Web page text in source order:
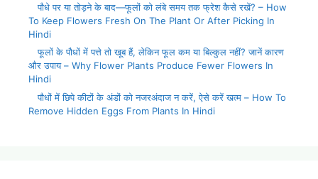
पौधे पर या तोड़ने के बाद—फूलों को लंबे समय तक फ्रेश कैसे रखें? – How
To Keep Flowers Fresh On The Plant Or After Picking In
Hindi
फूलों के पौधों में पत्ते तो खूब हैं, लेकिन फूल कम या बिल्कुल नहीं? जानें कारण
और उपाय – Why Flower Plants Produce Fewer Flowers In
Hindi
पौधों में छिपे कीटों के अंडों को नजरअंदाज न करें, ऐसे करें खत्म – How To
Remove Hidden Eggs From Plants In Hindi